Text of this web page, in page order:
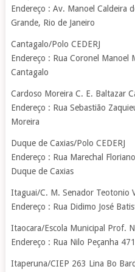
Endereço : Av. Manoel Caldeira
Grande, Rio de Janeiro
Cantagalo/Polo CEDERJ
Endereço : Rua Coronel Manoel
Cantagalo
Cardoso Moreira C. E. Baltazar
Endereço : Rua Sebastião
Moreira
Duque de Caxias/Polo CEDERJ
Endereço : Rua Marechal
Duque de Caxias
Itaguai/C. M. Senador Teotonio
Endereço : Rua Didimo José
Itaocara/Escola Municipal Prof.
Endereço : Rua Nilo Peçanha
Itaperuna/CIEP 263 Lina Bo